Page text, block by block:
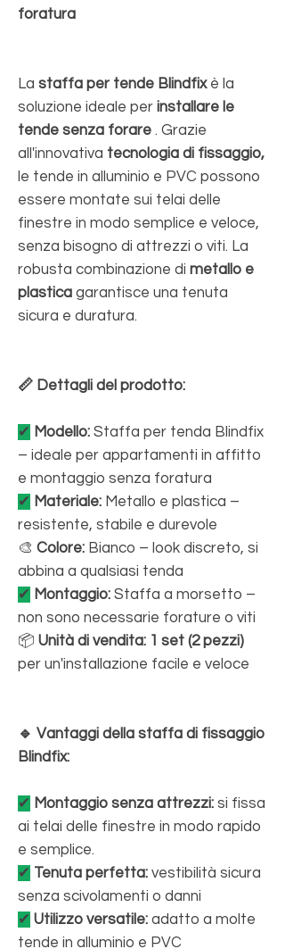
foratura
La staffa per tende Blindfixè la
soluzione ideale per installare le
tende senza forare . Grazie
all'innovativa tecnologia di fissaggio,
le tende in alluminio e PVC possono
essere montate sui telai delle
finestre in modo semplice e veloce,
senza bisogno di attrezzi o viti. La
robusta combinazione di metallo e
plastica garantisce una tenuta
sicura e duratura.
📏 Dettagli del prodotto:
✔ Modello: Staffa per tenda Blindfix
– ideale per appartamenti in affitto
e montaggio senza foratura
✔ Materiale: Metallo e plastica –
resistente, stabile e durevole
🎨 Colore: Bianco – look discreto, si
abbina a qualsiasi tenda
✔ Montaggio: Staffa a morsetto –
non sono necessarie forature o viti
📦 Unità di vendita: 1 set (2 pezzi)
per un'installazione facile e veloce
🔹 Vantaggi della staffa di fissaggio
Blindfix:
✔ Montaggio senza attrezzi: si fissa
ai telai delle finestre in modo rapido
e semplice.
✔ Tenuta perfetta: vestibilità sicura
senza scivolamenti o danni
✔ Utilizzo versatile: adatto a molte
tende in alluminio e PVC